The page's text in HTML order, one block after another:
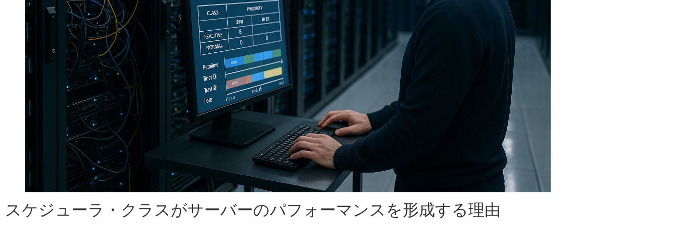
スケジューラ・クラスがサーバーのパフォーマンスを形成する理由